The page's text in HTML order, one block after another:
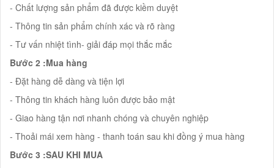
- Chất lượng sản phẩm đã được kiềm duyệt
- Thông tin sản phẩm chính xác và rõ ràng
- Tư vấn nhiệt tình- giải đáp mọi thắc mắc
Bước 2 :Mua hàng
- Đặt hàng dễ dàng và tiện lợi
- Thông tin khách hàng luôn được bảo mật
- Giao hàng tận nơi nhanh chóng và chuyên nghiệp
- Thoải mái xem hàng - thanh toán sau khi đồng ý mua hàng
Bước 3 :SAU KHI MUA